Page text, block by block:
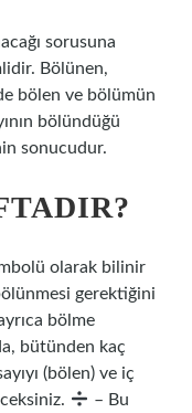
sorusuna
Bölünen,
bölen ve bölümün
bölündüğü
sonucudur.
olarak bilinir
gerektiğini
bölme
bütünden kaç
(bölen) ve iç
– Bu